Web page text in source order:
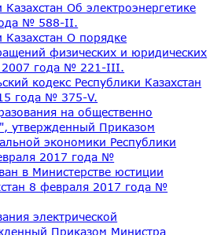
Об электроэнергетике
№ 588-II.
Казахстан О порядке
физических и юридических
2007 года № 221-III.
кодекс Республики Казахстан
года № 375-V.
на общественно
утвержденный Приказом
экономики Республики
2017 года №
в Министерстве юстиции
8 февраля 2017 года №
электрической
Приказом Министра